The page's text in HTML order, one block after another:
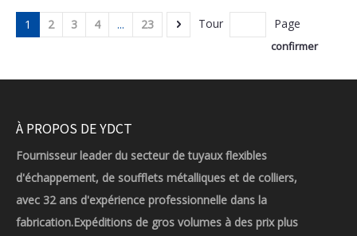
1 2 3 4 ... 23 Tour Page
confirmer
À PROPOS DE YDCT
Fournisseur leader du secteur de tuyaux flexibles
d'échappement, de soufflets métalliques et de colliers,
avec 32 ans d'expérience professionnelle dans la
fabrication.Expéditions de gros volumes à des prix plus